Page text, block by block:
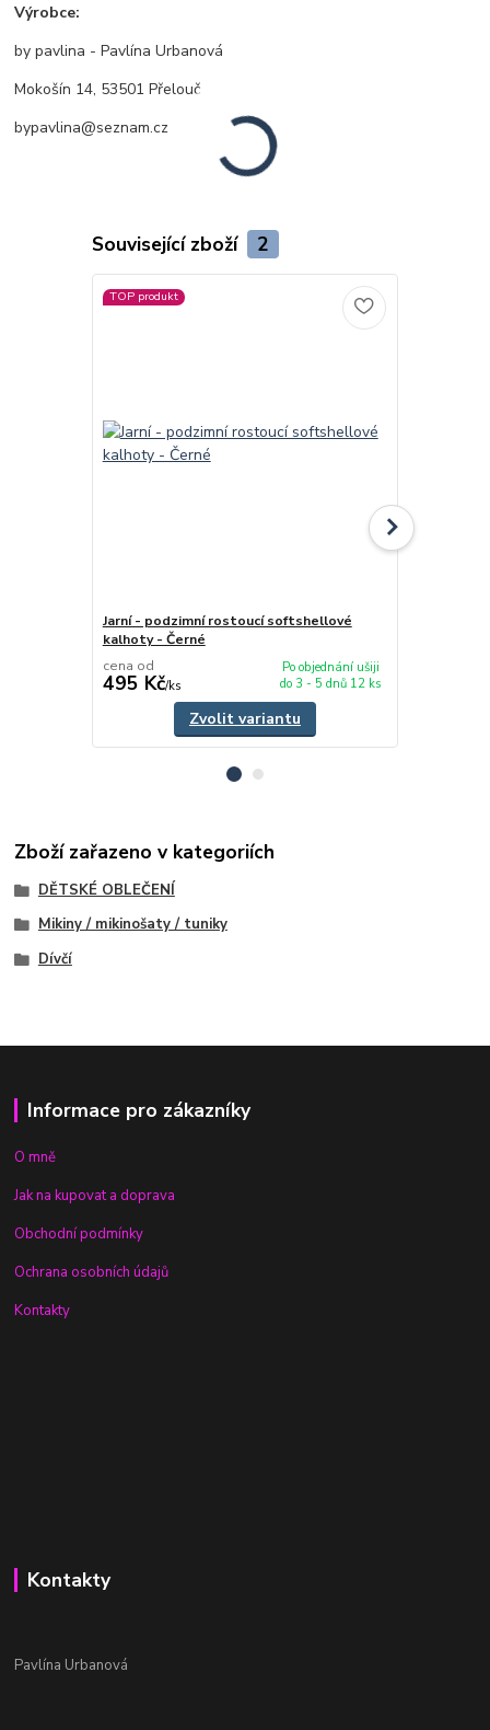
Výrobce:
by pavlina - Pavlína Urbanová
Mokošín 14, 53501 Přelouč
bypavlina@seznam.cz
Související zboží 2
TOP produkt
Jarní - podzimní rostoucí softshellové
kalhoty - Černé
cena od
495 Kč/ks
Po objednání ušiji
do 3 - 5 dnů 12 ks
Zvolit variantu
Zboží zařazeno v kategoriích
DĚTSKÉ OBLEČENÍ
Mikiny / mikinošaty / tuniky
Dívčí
Informace pro zákazníky
O mně
Jak na kupovat a doprava
Obchodní podmínky
Ochrana osobních údajů
Kontakty
Kontakty
Pavlína Urbanová